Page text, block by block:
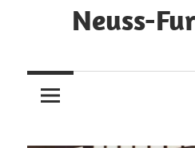
Neuss-
Willkommen!